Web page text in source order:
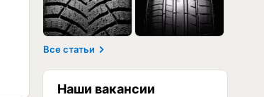
Все статьи
Наши вакансии